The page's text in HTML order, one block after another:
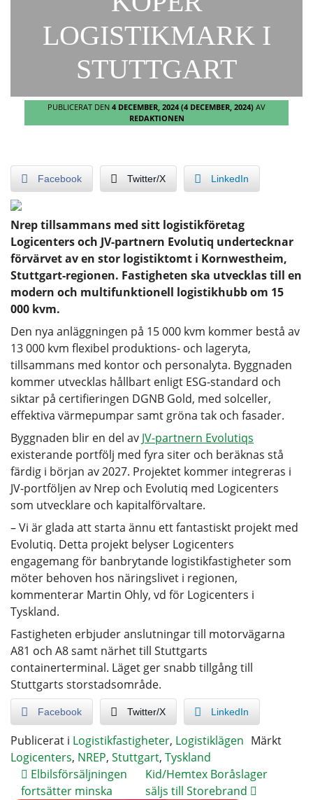
LOGISTIKMARK I
STUTTGART
PUBLICERAT DEN 4 DECEMBER, 2024 (4 DECEMBER, 2024) AV
REDAKTIONEN
Facebook Twitter/X LinkedIn
Nrep tillsammans med sitt logistikföretag
Logicenters och JV-partnern Evolutiq undertecknar
förvärvet av en stor logistiktomt i Kornwestheim,
Stuttgart-regionen. Fastigheten ska utvecklas till en
modern och multifunktionell logistikhubb om 15
000 kvm.
Den nya anläggningen på 15 000 kvm kommer bestå av
13 000 kvm flexibel produktions- och lageryta,
tillsammans med kontor och personalyta. Byggnaden
kommer utvecklas hållbart enligt ESG-standard och
siktar på certifieringen DGNB Gold, med solceller,
effektiva värmepumpar samt gröna tak och fasader.
Byggnaden blir en del av JV-partnern Evolutiqs
existerande portfölj med fyra siter och beräknas stå
färdig i början av 2027. Projektet kommer integreras i
JV-portföljen av Nrep och Evolutiq med Logicenters
som utvecklare och kapitalförvaltare.
– Vi är glada att starta ännu ett fantastiskt projekt med
Evolutiq. Detta projekt belyser Logicenters
engagemang för banbrytande logistikfastigheter som
möter behoven hos näringslivet i regionen,
kommenterar Martin Ohly, vd för Logicenters i
Tyskland.
Fastigheten erbjuder anslutningar till motorvägarna
A81 och A8 samt närhet till Stuttgarts
containerterminal. Läget ger snabb tillgång till
Stuttgarts storstadsområde.
Facebook Twitter/X LinkedIn
Publicerat i Logistikfastigheter, Logistiklägen Märkt
Logicenters, NREP, Stuttgart, Tyskland
Elbilsförsäljningen
fortsätter minska
Kid/Hemtex Boråslager
säljs till Storebrand